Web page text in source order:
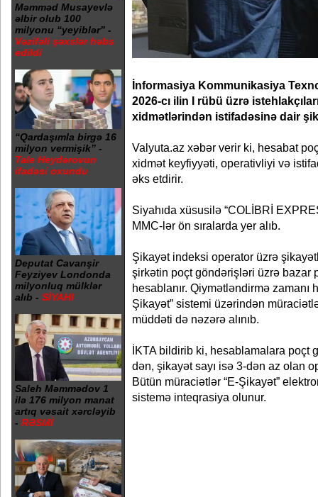
Məmməd Musayevlə
əlbir olub 100
milyonu “yeyiblər” -
Vəzifəli şəxslər həbs
edildi
“Qardaşımla birgə 16
milyon vermişik” -
Tale Heydərovun
ifadəsi oxundu
Deputat Cavanşir
Feyziyev Londonda
milyonluq mülklər
alıb - SİYAHI
Saleh Məmmədov 1
ilə 176 milyon manat
artıq vəsait xərcləyib
- RƏSMİ
İnformasiya Kommunikasiya
2026-cı ilin I rübü üzrə
xidmətlərindən istifadəsinə dair
Valyuta.az xəbər verir ki, hesabat
xidmət keyfiyyəti, operativliyi və
əks etdirir.
Siyahıda xüsusilə “COLİBRİ
MMC-lər ön sıralarda yer alıb.
Şikayət indeksi operator üzrə
şirkətin poçt göndərişləri üzrə bazar
hesablanır. Qiymətləndirmə zamanı
Şikayət” sistemi üzərindən
müddəti də nəzərə alınıb.
İKTA bildirib ki, hesablamalara poçt
dən, şikayət sayı isə 3-dən az olan
Bütün müraciətlər “E-Şikayət”
sistemə inteqrasiya olunur.